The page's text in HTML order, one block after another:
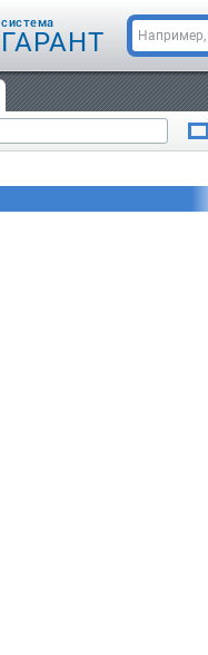
cистема
ГАРАНТ Например,